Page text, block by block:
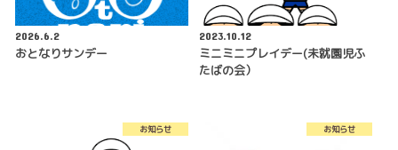
2026.6.2
おとなりサンデー
2023.10.12
ミニミニプレイデー(未就園児ふ
たばの会）
お知らせ お知らせ